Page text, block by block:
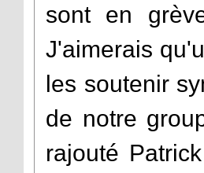
sont en
J'aimerais
les soutenir
de notre
rajouté